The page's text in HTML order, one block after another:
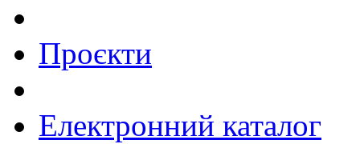
Проєкти
Електронний каталог